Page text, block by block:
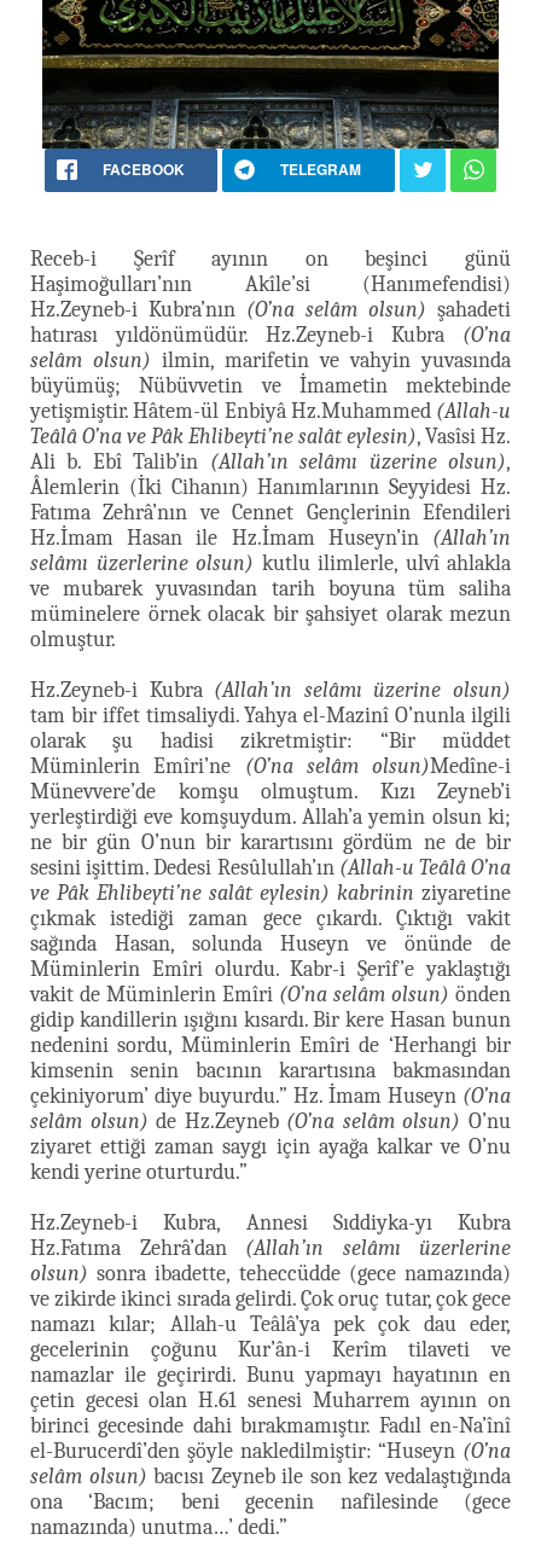
FACEBOOK TELEGRAM
Receb-i Şerîf ayının on beşinci günü
Haşimoğulları’nın Akîle’si (Hanımefendisi)
Hz.Zeyneb-i Kubra’nın (O’na selâm olsun) şahadeti
hatırası yıldönümüdür. Hz.Zeyneb-i Kubra (O’na
selâm olsun) ilmin, marifetin ve vahyin yuvasında
büyümüş; Nübüvvetin ve İmametin mektebinde
yetişmiştir. Hâtem-ül Enbiyâ Hz.Muhammed (Allah-u
Teâlâ O’na ve Pâk Ehlibeyti’ne salât eylesin), Vasîsi Hz.
Ali b. Ebî Talib’in (Allah’ın selâmı üzerine olsun),
Âlemlerin (İki Cihanın) Hanımlarının Seyyidesi Hz.
Fatıma Zehrâ’nın ve Cennet Gençlerinin Efendileri
Hz.İmam Hasan ile Hz.İmam Huseyn’in (Allah’ın
selâmı üzerlerine olsun) kutlu ilimlerle, ulvî ahlakla
ve mubarek yuvasından tarih boyuna tüm saliha
müminelere örnek olacak bir şahsiyet olarak mezun
olmuştur.
Hz.Zeyneb-i Kubra (Allah’ın selâmı üzerine olsun)
tam bir iffet timsaliydi. Yahya el-Mazinî O’nunla ilgili
olarak şu hadisi zikretmiştir: “Bir müddet
Müminlerin Emîri’ne (O’na selâm olsun)Medîne-i
Münevvere’de komşu olmuştum. Kızı Zeyneb’i
yerleştirdiği eve komşuydum. Allah’a yemin olsun ki;
ne bir gün O’nun bir karartısını gördüm ne de bir
sesini işittim. Dedesi Resûlullah’ın (Allah-u Teâlâ O’na
ve Pâk Ehlibeyti’ne salât eylesin) kabrinin ziyaretine
çıkmak istediği zaman gece çıkardı. Çıktığı vakit
sağında Hasan, solunda Huseyn ve önünde de
Müminlerin Emîri olurdu. Kabr-i Şerîf’e yaklaştığı
vakit de Müminlerin Emîri (O’na selâm olsun) önden
gidip kandillerin ışığını kısardı. Bir kere Hasan bunun
nedenini sordu, Müminlerin Emîri de ‘Herhangi bir
kimsenin senin bacının karartısına bakmasından
çekiniyorum’ diye buyurdu.” Hz. İmam Huseyn (O’na
selâm olsun) de Hz.Zeyneb (O’na selâm olsun) O’nu
ziyaret ettiği zaman saygı için ayağa kalkar ve O’nu
kendi yerine oturturdu.”
Hz.Zeyneb-i Kubra, Annesi Sıddiyka-yı Kubra
Hz.Fatıma Zehrâ’dan (Allah’ın selâmı üzerlerine
olsun) sonra ibadette, teheccüdde (gece namazında)
ve zikirde ikinci sırada gelirdi. Çok oruç tutar, çok gece
namazı kılar; Allah-u Teâlâ’ya pek çok dau eder,
gecelerinin çoğunu Kur’ân-i Kerîm tilaveti ve
namazlar ile geçirirdi. Bunu yapmayı hayatının en
çetin gecesi olan H.61 senesi Muharrem ayının on
birinci gecesinde dahi bırakmamıştır. Fadıl en-Na’înî
el-Burucerdî’den şöyle nakledilmiştir: “Huseyn (O’na
selâm olsun) bacısı Zeyneb ile son kez vedalaştığında
ona ‘Bacım; beni gecenin nafilesinde (gece
namazında) unutma…’ dedi.”